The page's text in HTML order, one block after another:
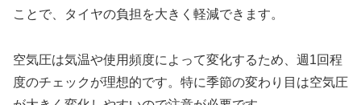
ことで、タイヤの負担を大きく軽減できます。
空気圧は気温や使用頻度によって変化するため、週1回程
度のチェックが理想的です。特に季節の変わり目は空気圧